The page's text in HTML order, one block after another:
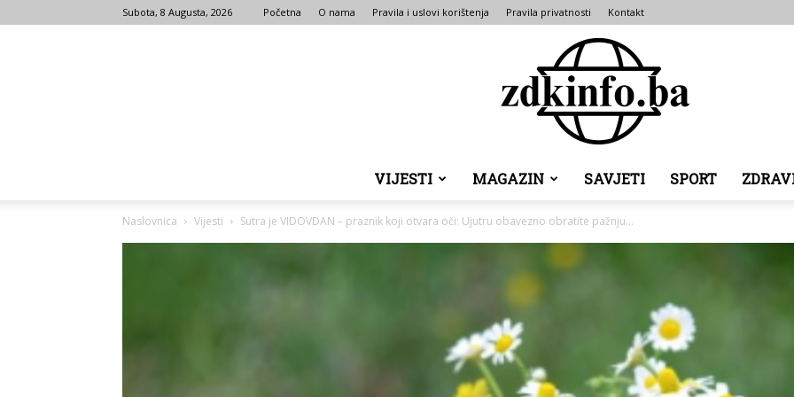
Subota, 8 Augusta, 2026 Početna O nama Pravila i uslovi korištenja Pravila privatnosti Kontakt
ZDK
VIJESTI MAGAZIN SAVJETI SPORT
Naslovnica Vijesti Sutra je VIDOVDAN – praznik koji otvara oči: Ujutru obavezno obratite pažnju...